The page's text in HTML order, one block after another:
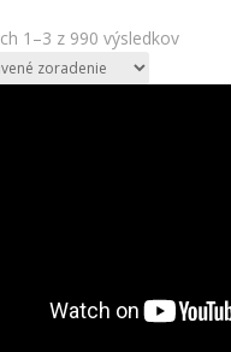
1–3 z 990 výsledkov